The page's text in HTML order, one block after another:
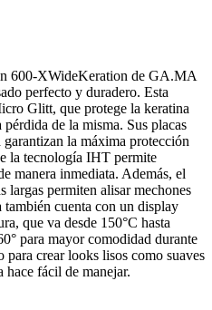
600-XWideKeration de GA.MA
perfecto y duradero. Esta
Glitt, que protege la keratina
de la misma. Sus placas
la máxima protección
la tecnología IHT permite
manera inmediata. Además, el
largas permiten alisar mechones
también cuenta con un display
que va desde 150°C hasta
para mayor comodidad durante
para crear looks lisos como suaves
hace fácil de manejar.